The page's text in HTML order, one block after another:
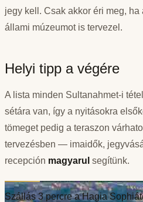
jegy kell. Csak akkor éri meg, ha
állami múzeumot is tervezel.
Helyi tipp a végére
A lista minden Sultanahmet-i
sétára van, így a nyitásokra
tömeget pedig a teraszon
tervezésben — imaidők,
recepción magyarul segítünk.
Szállás 3 percre a Hagia